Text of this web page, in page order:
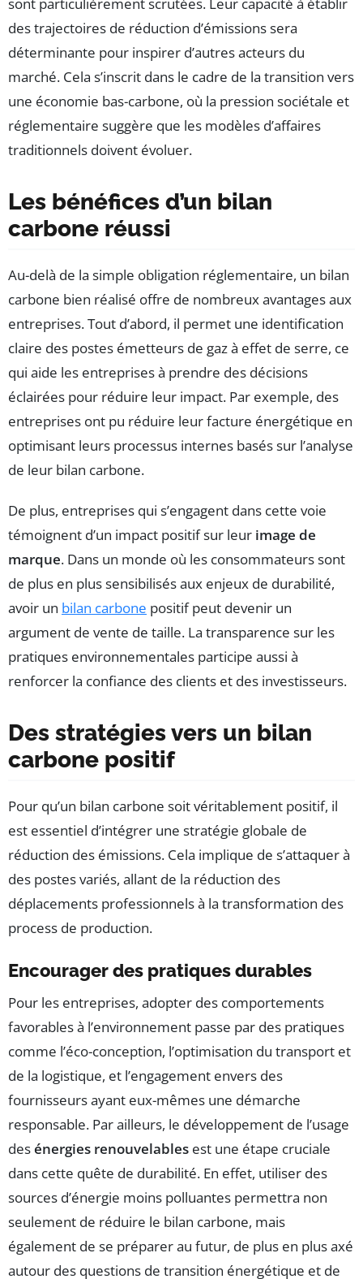
sont particulièrement scrutées. Leur capacité à établir
des trajectoires de réduction d’émissions sera
déterminante pour inspirer d’autres acteurs du
marché. Cela s’inscrit dans le cadre de la transition vers
une économie bas-carbone, où la pression sociétale et
réglementaire suggère que les modèles d’affaires
traditionnels doivent évoluer.
Les bénéfices d’un bilan
carbone réussi
Au-delà de la simple obligation réglementaire, un bilan
carbone bien réalisé offre de nombreux avantages aux
entreprises. Tout d’abord, il permet une identification
claire des postes émetteurs de gaz à effet de serre, ce
qui aide les entreprises à prendre des décisions
éclairées pour réduire leur impact. Par exemple, des
entreprises ont pu réduire leur facture énergétique en
optimisant leurs processus internes basés sur l’analyse
de leur bilan carbone.
De plus, entreprises qui s’engagent dans cette voie
témoignent d’un impact positif sur leur image de
marque. Dans un monde où les consommateurs sont
de plus en plus sensibilisés aux enjeux de durabilité,
avoir un bilan carbone positif peut devenir un
argument de vente de taille. La transparence sur les
pratiques environnementales participe aussi à
renforcer la confiance des clients et des investisseurs.
Des stratégies vers un bilan
carbone positif
Pour qu’un bilan carbone soit véritablement positif, il
est essentiel d’intégrer une stratégie globale de
réduction des émissions. Cela implique de s’attaquer à
des postes variés, allant de la réduction des
déplacements professionnels à la transformation des
process de production.
Encourager des pratiques durables
Pour les entreprises, adopter des comportements
favorables à l’environnement passe par des pratiques
comme l’éco-conception, l’optimisation du transport et
de la logistique, et l’engagement envers des
fournisseurs ayant eux-mêmes une démarche
responsable. Par ailleurs, le développement de l’usage
desénergies renouvelables est une étape cruciale
dans cette quête de durabilité. En effet, utiliser des
sources d’énergie moins polluantes permettra non
seulement de réduire le bilan carbone, mais
également de se préparer au futur, de plus en plus axé
autour des questions de transition énergétique et de